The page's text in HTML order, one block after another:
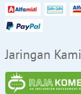
Jaringan Kami